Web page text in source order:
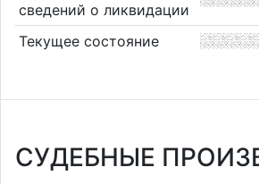
сведений о ликвидации
Текущее состояние
СУДЕБНЫЕ